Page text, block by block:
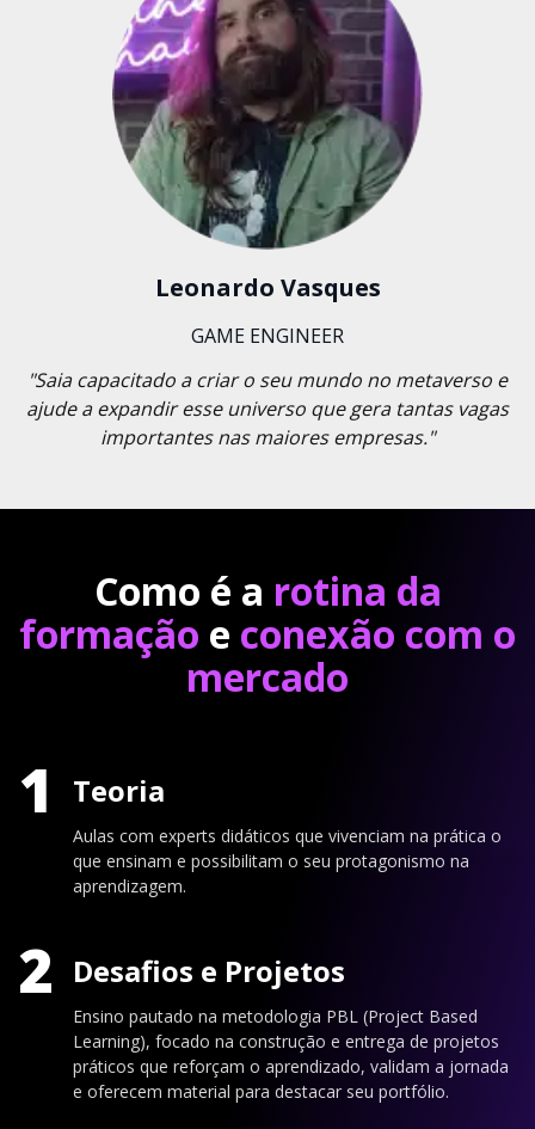
Leonardo Vasques
GAME ENGINEER
"Saia capacitado a criar o seu mundo no metaverso e
ajude a expandir esse universo que gera tantas vagas
importantes nas maiores empresas."
Como é a rotina da
formação e conexão com o
mercado
1 Teoria
Aulas com experts didáticos que vivenciam na prática o
que ensinam e possibilitam o seu protagonismo na
aprendizagem.
2 Desafios e Projetos
Ensino pautado na metodologia PBL (Project Based
Learning), focado na construção e entrega de projetos
práticos que reforçam o aprendizado, validam a jornada
e oferecem material para destacar seu portfólio.